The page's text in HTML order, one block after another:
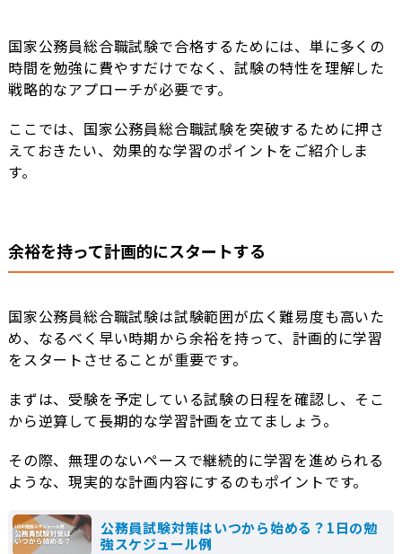
国家公務員総合職試験で合格するためには、単に多くの
時間を勉強に費やすだけでなく、試験の特性を理解した
戦略的なアプローチが必要です。
ここでは、国家公務員総合職試験を突破するために押さ
えておきたい、効果的な学習のポイントをご紹介しま
す。
余裕を持って計画的にスタートする
国家公務員総合職試験は試験範囲が広く難易度も高いた
め、なるべく早い時期から余裕を持って、計画的に学習
をスタートさせることが重要です。
まずは、受験を予定している試験の日程を確認し、そこ
から逆算して長期的な学習計画を立てましょう。
その際、無理のないペースで継続的に学習を進められる
ような、現実的な計画内容にするのもポイントです。
公務員試験対策はいつから始める？1日の勉
強スケジュール例